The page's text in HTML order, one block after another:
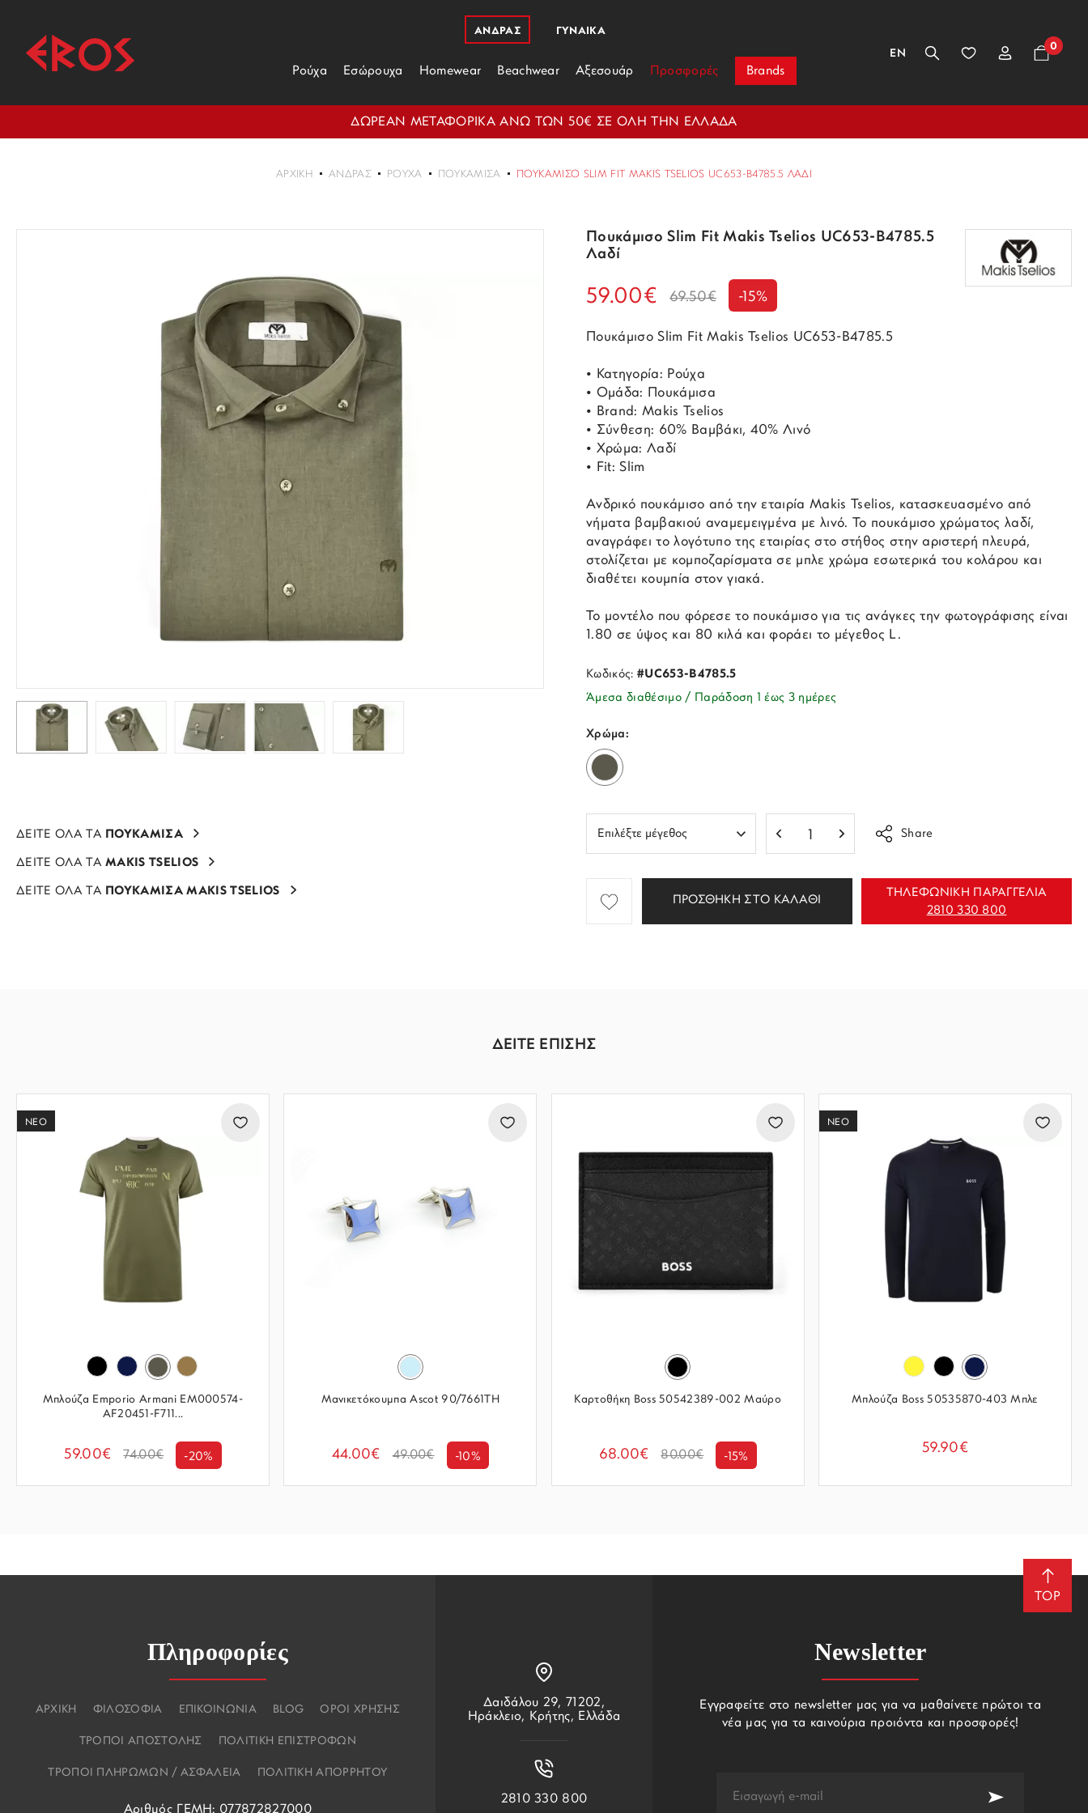
ΑΝΔΡΑΣ
Ρούχα Εσώρουχα Homewear Beachwear Αξεσουάρ Προσφορές Brands
ΓΥΝΑΙΚΑ
EN
0
ΔΩΡΕΑΝ ΜΕΤΑΦΟΡΙΚΑ ΑΝΩ ΤΩΝ 50€ ΣΕ ΟΛΗ ΤΗΝ ΕΛΛΑΔΑ
ΑΡΧΙΚΉ ΑΝΔΡΑΣ ΡΟΎΧΑ ΠΟΥΚΆΜΙΣΑ ΠΟΥΚΆΜΙΣΟ SLIM FIT MAKIS TSELIOS UC653-B4785.5 ΛΑΔΊ
ΔΕΙΤΕ ΟΛΑ ΤΑ ΠΟΥΚΑΜΙΣΑ
ΔΕΙΤΕ ΟΛΑ ΤΑMAKIS TSELIOS
ΔΕΙΤΕ ΟΛΑ ΤΑ ΠΟΥΚΑΜΙΣΑ MAKIS TSELIOS
Πουκάμισο Slim Fit Makis Tselios UC653-B4785.5
Λαδί
59.00€ 69.50€ -15%
Πουκάμισο Slim Fit Makis Tselios UC653-B4785.5
• Κατηγορία: Ρούχα
• Ομάδα: Πουκάμισα
• Brand: Makis Tselios
• Σύνθεση: 60% Βαμβάκι, 40% Λινό
• Χρώμα: Λαδί
• Fit: Slim
Ανδρικό πουκάμισο από την εταιρία Makis Tselios, κατασκευασμένο από
νήματα βαμβακιού αναμεμειγμένα με λινό. Το πουκάμισο χρώματος λαδί,
αναγράφει το λογότυπο της εταιρίας στο στήθος στην αριστερή πλευρά,
στολίζεται με κομποζαρίσματα σε μπλε χρώμα εσωτερικά του κολάρου και
διαθέτει κουμπία στον γιακά.
Το μοντέλο που φόρεσε το πουκάμισο για τις ανάγκες την φωτογράφισης είναι
1.80 σε ύψος και 80 κιλά και φοράει το μέγεθος L.
Κωδικός:#UC653-B4785.5
Άμεσα διαθέσιμο / Παράδοση 1 έως 3 ημέρες
Χρώμα:
Share
ΠΡΟΣΘΗΚΗ ΣΤΟ ΚΑΛΑΘΙ
ΤΗΛΕΦΩΝΙΚΗ ΠΑΡΑΓΓΕΛΙΑ
2810 330 800
ΔΕΙΤΕ ΕΠΙΣΗΣ
ΝΕΟ
Μπλούζα Emporio Armani EM000574-
AF20451-F711...
59.00€ 74.00€ -20%
Μανικετόκουμπα Ascot 90/7661TH
44.00€ 49.00€ -10%
Καρτοθήκη Boss 50542389-002 Μαύρο
68.00€ 80.00€ -15%
ΝΕΟ
Μπλούζα Boss 50535870-403 Μπλε
59.90€
TOP
Πληροφορίες
ΑΡΧΙΚΗ ΦΙΛΟΣΟΦΙΑ ΕΠΙΚΟΙΝΩΝΙΑ BLOG ΟΡΟΙ ΧΡΗΣΗΣ
ΤΡΟΠΟΙ ΑΠΟΣΤΟΛΗΣ ΠΟΛΙΤΙΚΗ ΕΠΙΣΤΡΟΦΩΝ
ΤΡΟΠΟΙ ΠΛΗΡΩΜΩΝ / ΑΣΦΑΛΕΙΑ ΠΟΛΙΤΙΚΗ ΑΠΟΡΡΗΤΟΥ
Αριθμός ΓΕΜΗ: 077872827000
Δαιδάλου 29, 71202,
Ηράκλειο, Κρήτης, Ελλάδα
2810 330 800
Newsletter
Εγγραφείτε στο newsletter μας για να μαθαίνετε πρώτοι τα
νέα μας για τα καινούρια προιόντα και προσφορές!